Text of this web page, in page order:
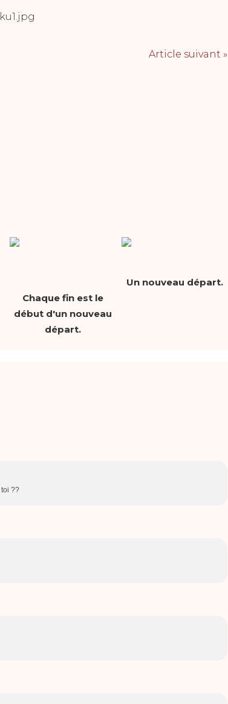
Article suivant »
Chaque fin est le
début d'un nouveau
départ.
Un nouveau départ.
??